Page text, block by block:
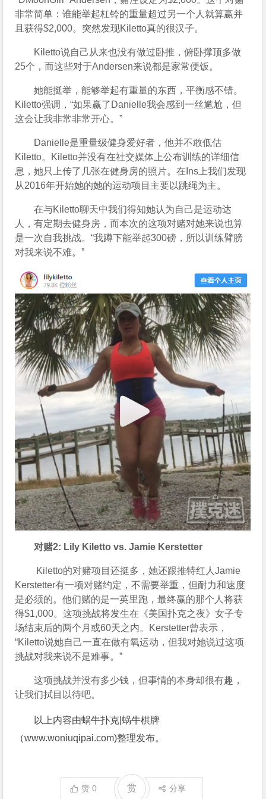
非常简单：谁能举起杠铃的重量超过另一个人就算赢并
且获得$2,000。突然发现Kiletto真的很汉子。
Kiletto说自己从来也没有做过卧推，俯卧撑顶多做
25个，而这些对于Andersen来说都是家常便饭。
她能挺举，能够举起有重量的东西，平衡感不错。
Kiletto强调，“如果赢了Danielle我会感到一丝尴尬，但
这会让我非常非常开心。”
Danielle是重量级健身爱好者，他并不敢低估
Kiletto。Kiletto并没有在社交媒体上公布训练的详细信
息，她只上传了几张在健身房的照片。在Ins上我们发现
从2016年开始她的她的运动项目主要以跳绳为主。
在与Kiletto聊天中我们得知她认为自己是运动达
人，有定期去健身房，而本次的这项对赌对她来说也算
是一次自我挑战。“我蹲下能举起300磅，所以训练臂膀
对我来说不难。”
对赌2: Lily Kiletto vs. Jamie Kerstetter
Kiletto的对赌项目还挺多，她还跟推特红人Jamie
Kerstetter有一项对赌约定，不需要举重，但耐力和速度
是必须的。他们赌的是一英里跑，最终赢的那个人将获
得$1,000。这项挑战将发生在《美国扑克之夜》女子专
场结束后的两个月或60天之内。Kerstetter曾表示，
“Kiletto说她自己一直在做有氧运动，但我对她说过这项
挑战对我来说不是难事。”
这项挑战并没有多少钱，但事情的本身却很有趣，
让我们拭目以待吧。
以上内容由蜗牛扑克|蜗牛棋牌
（www.woniuqipai.com)整理发布。
赞0 赏 分享